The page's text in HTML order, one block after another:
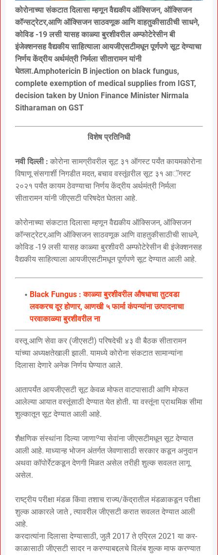
कोरोनाच्या संकटात दिलासा म्हणून वैद्यकीय ऑक्सिजन, ऑक्सिजन
कॉन्सट्रेटर,आणि ऑक्सिजन साठवणूक आणि वाहतुकीसाठीची साधने,
कोविड -19 लसी यासह काळ्या बुरशीवरील अम्फोटेरेसीन बी
इंजेक्शनसह वैद्यकीय साहित्याला आयजीएसटीमधून पूर्णपणे सूट देण्याचा
निर्णय केंद्रीय अर्थमंत्री निर्मला सीतारामन यांनी
घेतला.Amphotericin B injection on black fungus,
complete exemption of medical supplies from IGST,
decision taken by Union Finance Minister Nirmala
Sitharaman on GST
विशेष प्रतिनिधी
नवी दिल्ली : कोरोना सामग्रीवरील सूट ३१ ऑगस्ट पर्यंत कायमकोरोना
विषाणू संसगार्शी निगडीत मदत, बचाव वस्तूंवरील सूट ३१ आॅगस्ट
२०२१ पर्यंत कायम ठेवण्याचा निर्णय केंद्रीय अर्थमंत्री निर्मला
सीतारामन यांनी जीएसटी परिषदेत घेतला आहे.
कोरोनाच्या संकटात दिलासा म्हणून वैद्यकीय ऑक्सिजन, ऑक्सिजन
कॉन्सट्रेटर,आणि ऑक्सिजन साठवणूक आणि वाहतुकीसाठीची साधने,
कोविड -19 लसी यासह काळ्या बुरशीवरी अम्फोटेरेसीन बी इंजेक्शनसह
वैद्यकीय साहित्याला आयजीएसटीमधून पूर्णपणे सूट देण्यात आली आहे.
Black Fungus : काळ्या बुरशीवरील औषधाचा तुटवडा
लवकरच दूर होणार, आणखी ५ फार्मा कंपन्यांना उत्पादनाचा
परवाकाळ्या बुरशीवरील ना
वस्तू आणि सेवा कर (जीएसटी) परिषदेची ४३ वी बैठक सीतारामन
यांच्या अध्यक्षतेखाली झाली. यामध्ये कोरोना संकटात सामान्यांना
दिलासा देणारे अनेक निर्णय घेण्यात आले.
आतापर्यंत आयजीएसटी सूट केवळ मोफत वाटपासाठी आणि मोफत
आलेल्या आयात वस्तूंसाठी देण्यात येत होती. या वस्तूंना प्राथमिक सीमा
शुल्कातून सूट देण्यात आली आहे.
शैक्षणिक संस्थांना दिल्या जाणाºया सेवांना जीएसटीमधून सूट देण्यात
आली आहे. माध्यान्ह भोजन अंतर्गत जेवणासाठी सरकार कडून अनुदान
अथवा कॉपोर्रेटकडून देणगी मिळत असेल तरीही शुल्क सवलत लागू
असेल.
राष्ट्रीय परीक्षा मंडळ किंवा तशाच राज्य/केंद्रातील मंडळाकडून परीक्षा
शुल्क आकारले जाते , त्यावरील जीएसटी करात सवलत देण्यात आली
आहे.
करदात्यांना दिलासा देण्यासाठी, जुलै 2017 ते एप्रिल 2021 या कर-
काळासाठी जीएसटी सादर न करण्याबद्दलचे विलंब शुल्क माफ करण्यात